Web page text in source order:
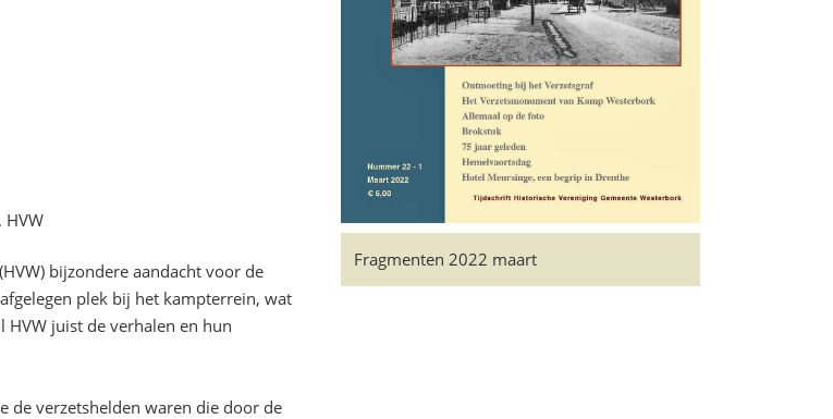
bijzondere aandacht voor de
plek bij het kampterrein, wat
juist de verhalen en hun
de verzetshelden waren die door de
Fragmenten 2022 maart